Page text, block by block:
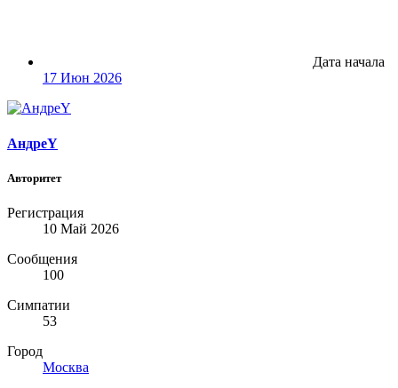
Дата начала
17 Июн 2026
АндреY
Авторитет
Регистрация
10 Май 2026
Сообщения
100
Симпатии
53
Город
Москва